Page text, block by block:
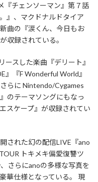
『チェンソーマン』第７話
』、マクドナルドタイア
曲の『涙くん、今日もお
収録されている。
スした楽曲『デリート』
』『F Wonderful World』
らに Nintendo/Cygames
のテーマソングにもなっ
スケープ』が収録されてい
された幻の配信LIVE『ano
トキメキ偏愛復讐ツ
さらにanoの多様な写真を
華仕様となっている。 現